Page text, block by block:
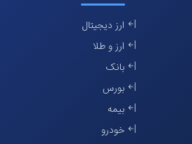
ارز دیجیتال
ارز و طلا
بانک
بورس
بیمه
خودرو